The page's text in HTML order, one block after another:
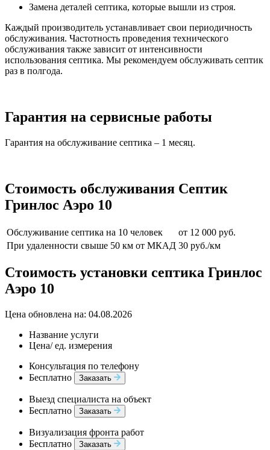
Замена деталей септика, которые вышли из строя.
Каждый производитель устанавливает свои периодичность
обслуживания. Частотность проведения технического
обслуживания также зависит от интенсивности
использования септика. Мы рекомендуем обслуживать септик
раз в полгода.
Гарантия на сервисные работы
Гарантия на обслуживание септика – 1 месяц.
Стоимость обслуживания Септик
Гринлос Аэро 10
Обслуживание септика на 10 человек
от 12 000 руб.
При удаленности свыше 50 км от МКАД 30 руб./км
Стоимость установки септика Гринлос
Аэро 10
Цена обновлена на: 04.08.2026
Название услуги
Цена/ ед. измерения
Консультация по телефону
Бесплатно
Заказать
Выезд специалиста на объект
Бесплатно
Заказать
Визуализация фронта работ
Бесплатно
Заказать